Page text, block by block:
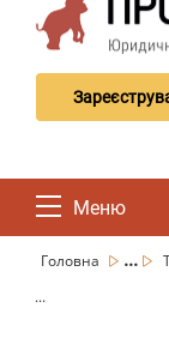
Меню
Головна ...
...